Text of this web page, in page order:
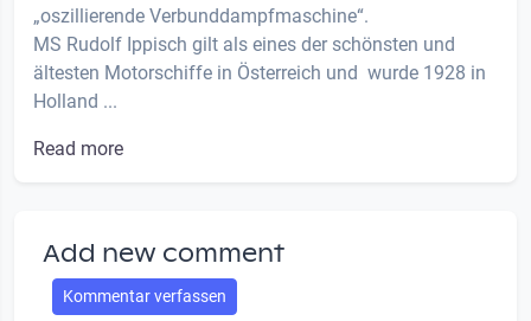
„oszillierende Verbunddampfmaschine“.
MS Rudolf Ippisch gilt als eines der schönsten und
ältesten Motorschiffe in Österreich und wurde 1928 in
Holland ...
Read more
Add new comment
Kommentar verfassen